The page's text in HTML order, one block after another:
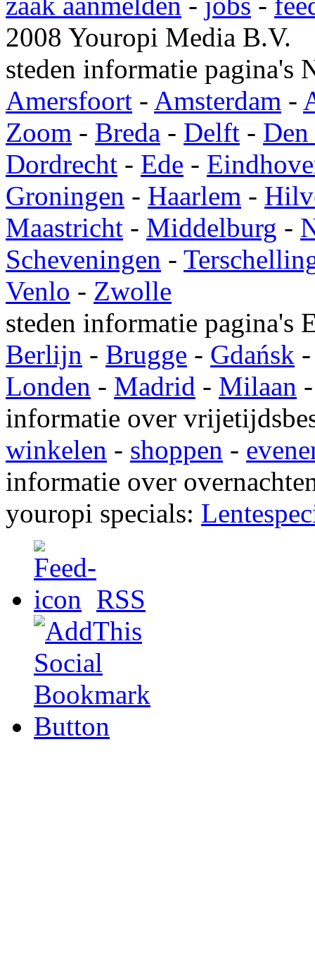
2008 Youropi Media B.V.
steden informatie pagina's
Amersfoort - Amsterdam -
Zoom - Breda - Delft -
Dordrecht - Ede -
Groningen - Haarlem -
Maastricht - Middelburg -
Scheveningen -
Venlo - Zwolle
steden informatie pagina's
Berlijn - Brugge - Gdańsk
Londen - Madrid - Milaan
informatie over
winkelen - shoppen -
informatie over
youropi specials:
RSS